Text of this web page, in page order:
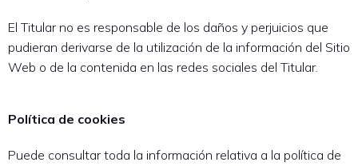
El Titular no es responsable de los daños y perjuicios que
pudieran derivarse de la utilización de la información del Sitio
Web o de la contenida en las redes sociales del Titular.
Política de cookies
Puede consultar toda la información relativa a la política de